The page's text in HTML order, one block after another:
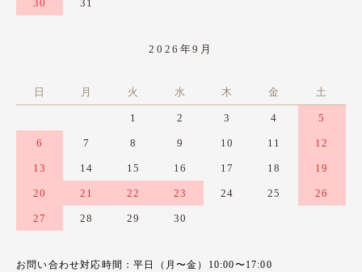
30 31
2026年9月
日 月 火 水 木 金 土
1 2 3 4 5
6 7 8 9 10 11 12
13 14 15 16 17 18 19
20 21 22 23 24 25 26
27 28 29 30
お問い合わせ対応時間：平日（月〜金）10:00〜17:00